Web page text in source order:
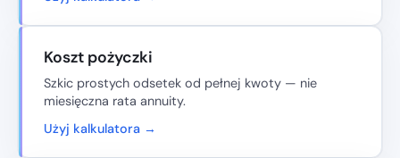
Koszt pożyczki
Szkic prostych odsetek od pełnej kwoty — nie
miesięczna rata annuity.
Użyj kalkulatora →